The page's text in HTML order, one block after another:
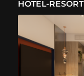
HOTEL-RESORT